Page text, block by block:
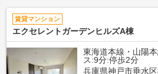
賃貸マンション
エクセレントガーデンヒルズA棟
東海道本線・山陽
ス:9分:停歩2分
兵庫県神戸市垂水